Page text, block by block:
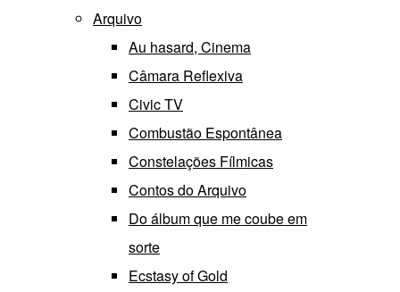
Arquivo
Au hasard, Cinema
Câmara Reflexiva
Civic TV
Combustão Espontânea
Constelações Fílmicas
Contos do Arquivo
Do álbum que me coube em
sorte
Ecstasy of Gold